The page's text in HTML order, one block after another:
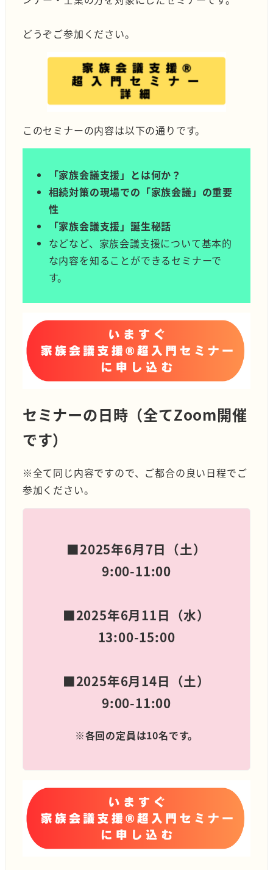
どうぞご参加ください。
このセミナーの内容は以下の通りです。
「家族会議支援」とは何か？
相続対策の現場での「家族会議」の重要
性
「家族会議支援」誕生秘話
などなど、家族会議支援について基本的
な内容を知ることができるセミナーで
す。
セミナーの日時（全てZoom開催
です）
※全て同じ内容ですので、ご都合の良い日程でご
参加ください。
■2025年6月7日（土）
9:00-11:00
■2025年6月11日（水）
13:00-15:00
■2025年6月14日（土）
9:00-11:00
※各回の定員は10名です。